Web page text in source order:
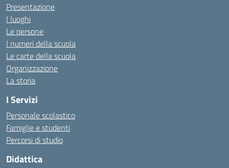
Presentazione
I luoghi
Le persone
I numeri della scuola
Le carte della scuola
Organizzazione
La storia
I Servizi
Personale scolastico
Famiglie e studenti
Percorsi di studio
Didattica